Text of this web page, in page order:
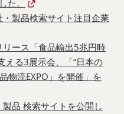
た。
製品検索サイト注目企業
リース「食品輸出5兆円時
える3展示会、「“日本の
物流EXPO」を開催」を
製品 検索サイトを公開し